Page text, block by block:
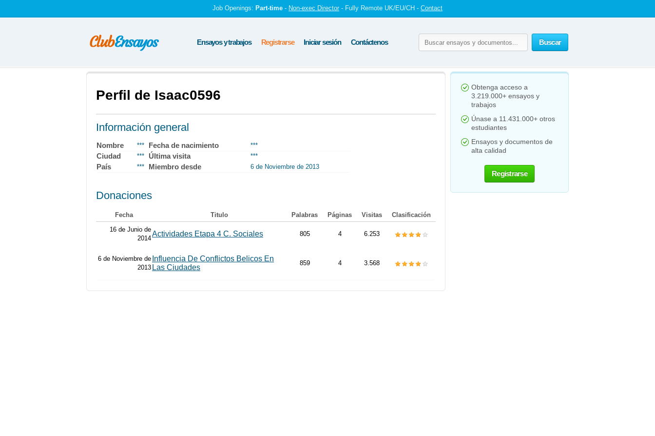
Job Openings: Part-time - Non-exec Director - Fully Remote UK/EU/CH - Contact
Buscar
Ensayos y trabajos Registrarse Iniciar sesión Contáctenos
Perfil de Isaac0596
Información general
Nombre *** Fecha de nacimiento ***
Ciudad *** Última visita ***
País *** Miembro desde 6 de Noviembre de 2013
Donaciones
Fecha Titulo Palabras Páginas Visitas
Clasificación
16 de Junio de
2014
Actividades Etapa 4 C. Sociales 805 4 6.253
6 de Noviembre de
2013
Influencia De Conflictos Belicos En
Las Ciudades
859 4 3.568
Obtenga acceso a
3.219.000+ ensayos y
trabajos
Únase a 11.431.000+ otros
estudiantes
Ensayos y documentos de
alta calidad
Registrarse